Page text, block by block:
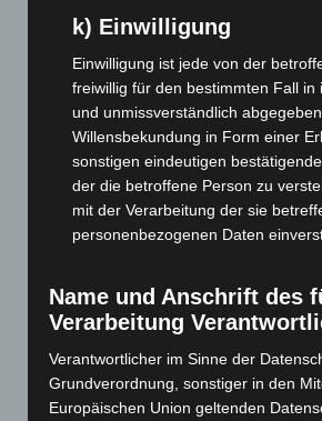
November 2025(114)
Oktober 2025(112)
September 2025
(93)
August 2025(90)
Juli 2025(90)
Juni 2025(103)
Mai 2025(112)
März 2025 (111)
Februar 2025(96)
Januar 2025(88)
Dezember 2024(89)
k) Einwilligung
Einwilligung ist jede von der
freiwillig für den bestimmten Fall in
und unmissverständlich
Willensbekundung in Form einer
sonstigen eindeutigen
der die betroffene Person zu
mit der Verarbeitung der sie
personenbezogenen Daten
Name und Anschrift des
Verarbeitung
Verantwortlicher im Sinne der
Grundverordnung, sonstiger in den
Europäischen Union geltenden